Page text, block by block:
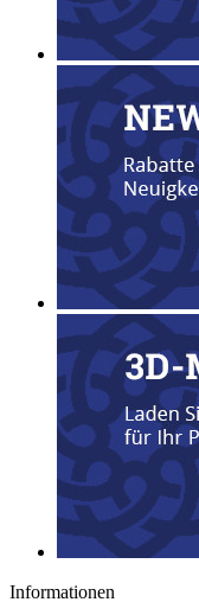
Informationen